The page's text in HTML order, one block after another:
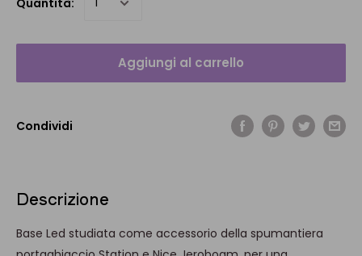
Aggiungi al carrello
Condividi
Descrizione
Base Led studiata come accessorio della spumantiera